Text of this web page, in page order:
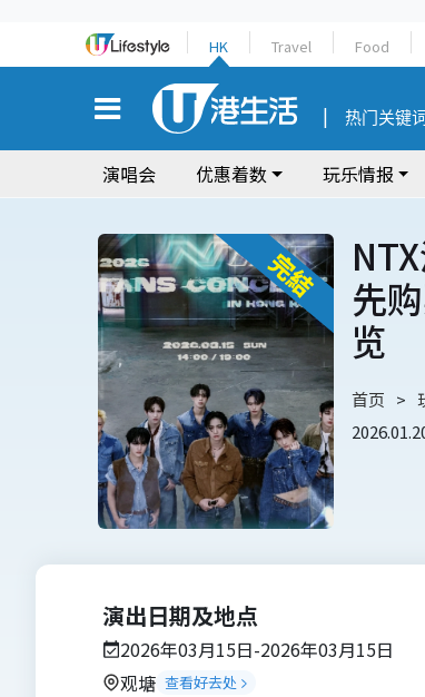
HK Travel Food
热门关键词
演唱会 优惠着数 玩乐情报
先
览
首页
演出日期及地点
2026年03月15日-2026年03月15日
观塘 查看好去处